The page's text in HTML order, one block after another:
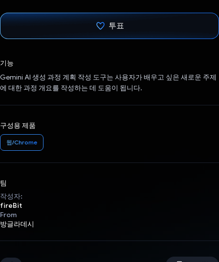
투표
기능
Gemini AI 생성 과정 계획 작성 도구는 사용자가 배우고 싶은 새로운 주제
에 대한 과정 개요를 작성하는 데 도움이 됩니다.
구성용 제품
웹/Chrome
팀
작성자:
fireBit
From
방글라데시